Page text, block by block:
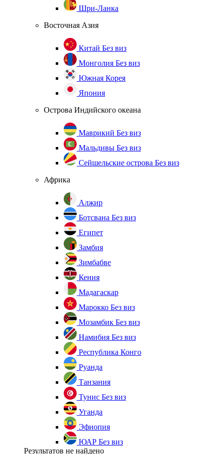
Шри-Ланка
Восточная Азия
Китай Без виз
Монголия Без виз
Южная Корея
Япония
Острова Индийского океана
Маврикий Без виз
Мальдивы Без виз
Сейшельские острова Без виз
Африка
Алжир
Ботсвана Без виз
Египет
Замбия
Зимбабве
Кения
Мадагаскар
Марокко Без виз
Мозамбик Без виз
Намибия Без виз
Республика Конго
Руанда
Танзания
Тунис Без виз
Уганда
Эфиопия
ЮАР Без виз
Результатов не найдено